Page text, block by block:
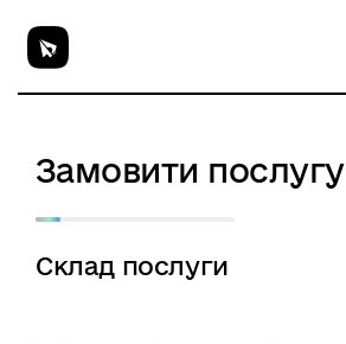
Замовити послугу
Склад послуги